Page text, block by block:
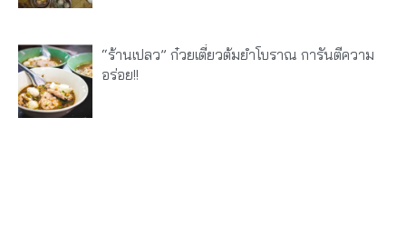
“ร้านเปลว” ก๋วยเตี๋ยวต้มยำโบราณ การันตีความ
อร่อย!!